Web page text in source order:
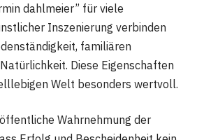
dahlmeier” für viele
Inszenierung verbinden
familiären
Diese Eigenschaften
Welt besonders wertvoll.
Wahrnehmung der